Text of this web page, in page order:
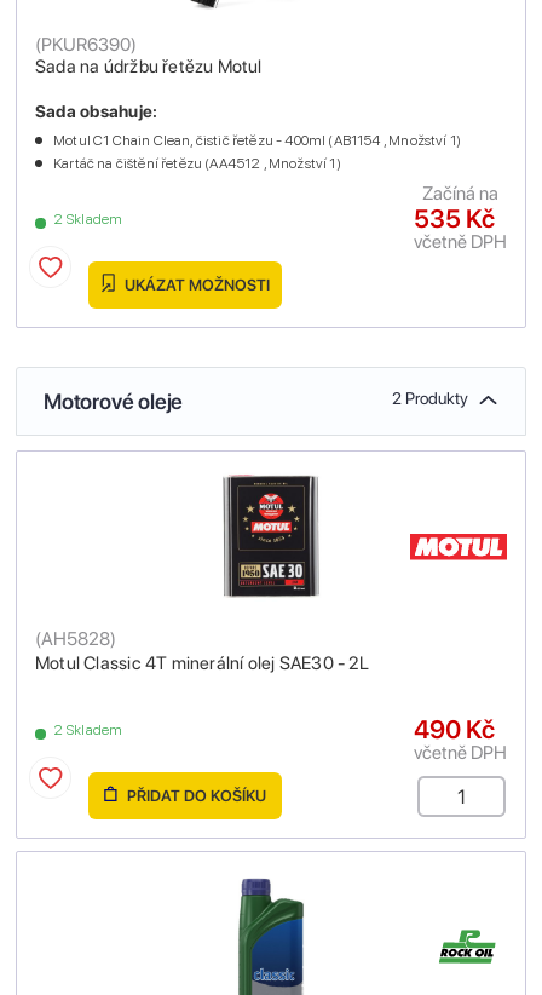
Sada na údržbu řetězu Motul
(PKUR6390)
2 Skladem
Sada obsahuje:
Motul C1 Chain Clean, čistič řetězu - 400ml (AB1154 , Množství 1)
Kartáč na čištění řetězu (AA4512 , Množství 1)
535 Kč
včetně DPH
Začíná na
UKÁZAT MOŽNOSTI
Motorové oleje 2 Produkty
Motul Classic 4T minerální olej SAE30 - 2L
(AH5828)
2 Skladem 490 Kč
včetně DPH
PŘIDAT DO KOŠÍKU